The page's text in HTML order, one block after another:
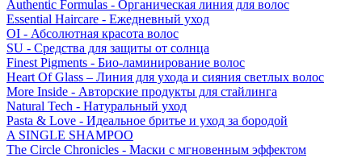
Authentic Formulas - Органическая линия для волос
Essential Haircare - Eжедневный уход
OI - Абсолютная красота волос
SU - Средства для защиты от солнца
Finest Pigments - Био-ламинирование волос
Heart Of Glass – Линия для ухода и сияния светлых волос
More Inside - Авторские продукты для стайлинга
Natural Tech - Натуральный уход
Pasta & Love - Идеальное бритье и уход за бородой
A SINGLE SHAMPOO
The Circle Chronicles - Маски с мгновенным эффектом